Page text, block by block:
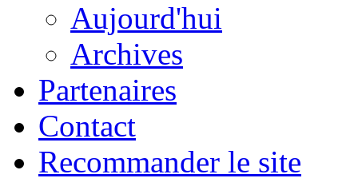
Aujourd'hui
Archives
Partenaires
Contact
Recommander le site